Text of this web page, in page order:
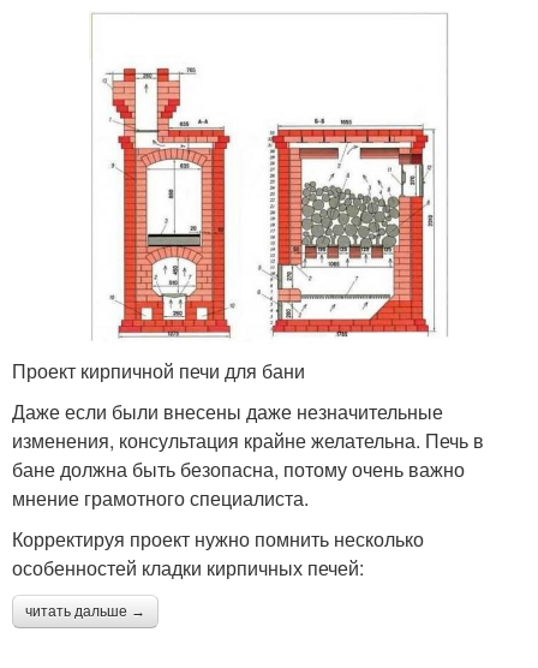
Проект кирпичной печи для бани
Даже если были внесены даже незначительные
изменения, консультация крайне желательна. Печь в
бане должна быть безопасна, потому очень важно
мнение грамотного специалиста.
Корректируя проект нужно помнить несколько
особенностей кладки кирпичных печей:
читать дальше →